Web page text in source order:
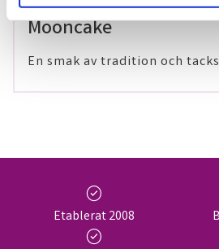
29 maj 2024
Mooncake
En smak av tradition och
check_circle
Etablerat 2008
check_circle